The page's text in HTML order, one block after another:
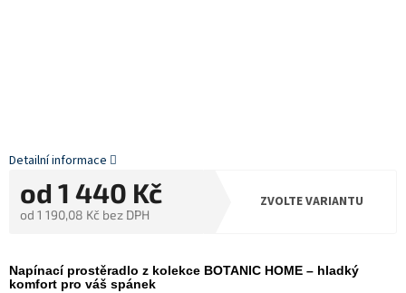
od 1 440 Kč
od 1 190,08 Kč bez DPH
ZVOLTE VARIANTU
Napínací prostěradlo z kolekce BOTANIC HOME – hladký
komfort pro váš spánek
Detailní informace